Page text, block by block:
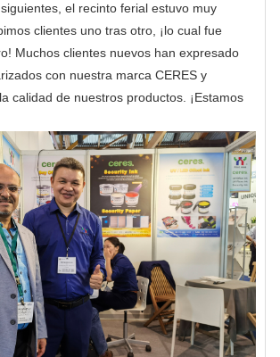
el recinto ferial estuvo muy
clientes uno tras otro, ¡lo cual fue
Muchos clientes nuevos han expresado
con nuestra marca CERES y
calidad de nuestros productos. ¡Estamos